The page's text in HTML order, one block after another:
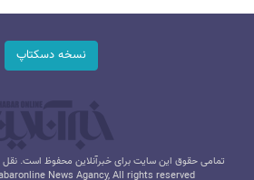
نسخه دسکتاپ
تمامی حقوق این سایت برای خبرآنلاین محفوظ است. نقل
News Agancy, All rights reserved